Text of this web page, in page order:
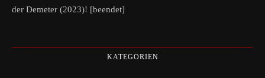
der Demeter (2023)! [beendet]
KATEGORIEN